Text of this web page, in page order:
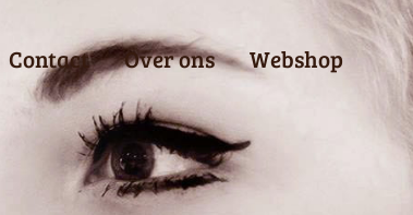
Contact Over ons Webshop